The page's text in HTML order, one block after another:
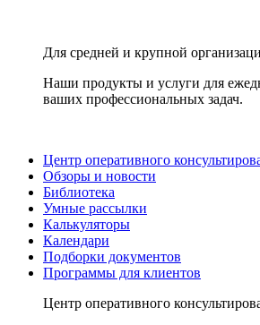
Для средней и крупной
Наши продукты и услуги для
ваших профессиональных задач.
Центр оперативного
Обзоры и новости
Библиотека
Умные рассылки
Калькуляторы
Календари
Подборки документов
Программы для клиентов
Центр оперативного